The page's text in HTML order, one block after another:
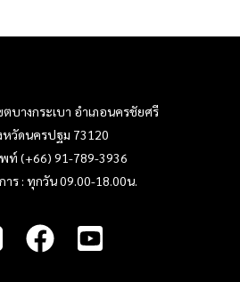
ตบางกระเบา อำเภอนครชัยศรี
หวัดนครปฐม 73120
ท์ (+66) 91-789-3936
าร : ทุกวัน 09.00-18.00น.